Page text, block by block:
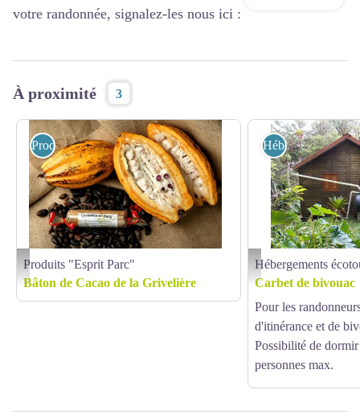
votre randonnée, signalez-les nous ici :
À proximité 3
Verte Vallée - Bâton de Cacao de la Grivelière
Produits "Esprit Parc"
Produits "Esprit Parc"
Bâton de Cacao de la Grivelière
refuge des Trois Crêtes -
Hébergements
Hébergements
Carbet de
Pour les
d'itinérance et de
Possibilité de
personnes max.